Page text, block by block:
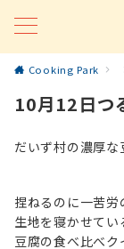
Cooking Park
10月12日つ
だいず村の濃厚
捏ねるのに一苦
生地を寝かせてい
豆腐の食べ比べ